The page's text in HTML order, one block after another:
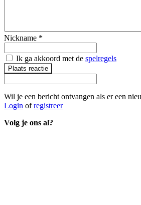
Nickname *
Ik ga akkoord met de spelregels
Plaats reactie
Wil je een bericht ontvangen als er een
Login ofregistreer
Volg je ons al?